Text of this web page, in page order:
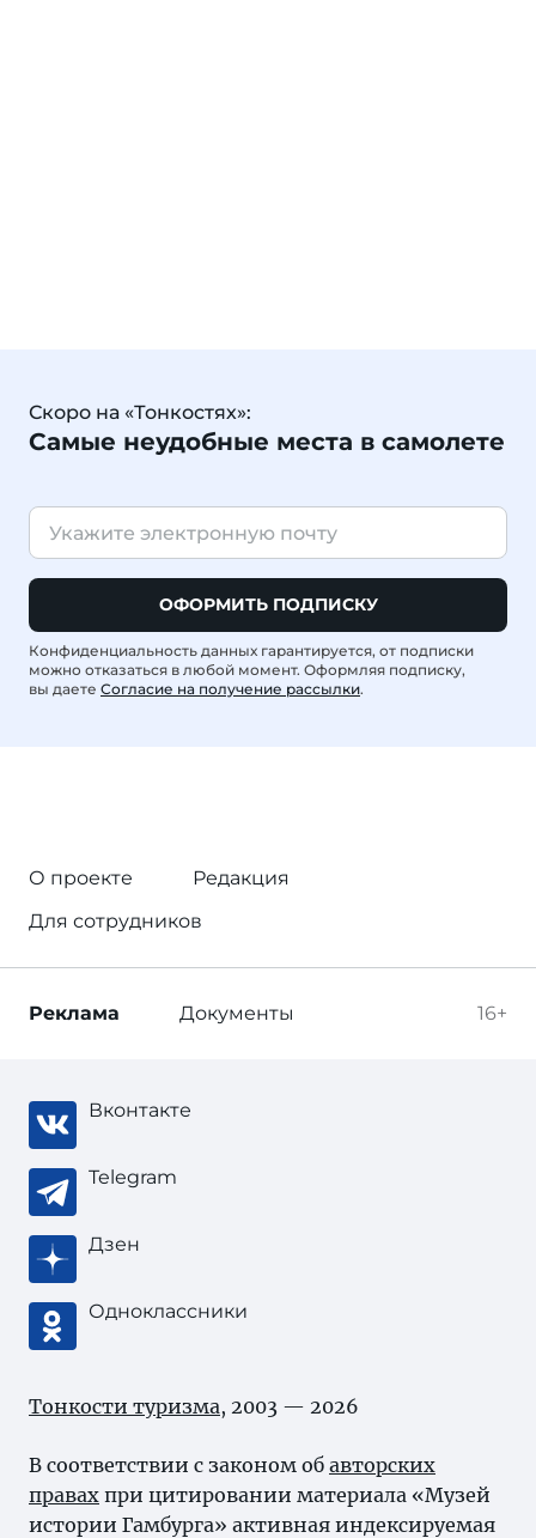
Скоро на «Тонкостях»:
Самые неудобные места в самолете
ОФОРМИТЬ ПОДПИСКУ
Конфиденциальность данных гарантируется, от подписки
можно отказаться в любой момент. Оформляя подписку,
вы даете Согласие на получение рассылки.
О проекте
Редакция
Для сотрудников
16+
Реклама Документы
Вконтакте
Telegram
Дзен
Одноклассники
Тонкости туризма, 2003 — 2026
В соответствии с законом об авторских
правах при цитировании материала «Музей
истории Гамбурга» активная индексируемая